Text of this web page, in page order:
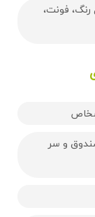
فونت،
و سر